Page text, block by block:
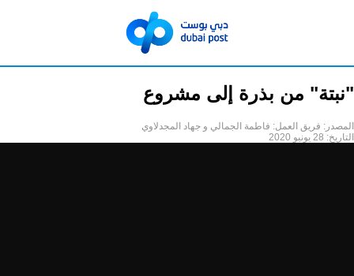
"نبتة" من بذرة إلى مشروع
المصدر: فريق العمل: فاطمة الجمالي و جهاد المجدلاوي
التاريخ: 28 يونيو 2020